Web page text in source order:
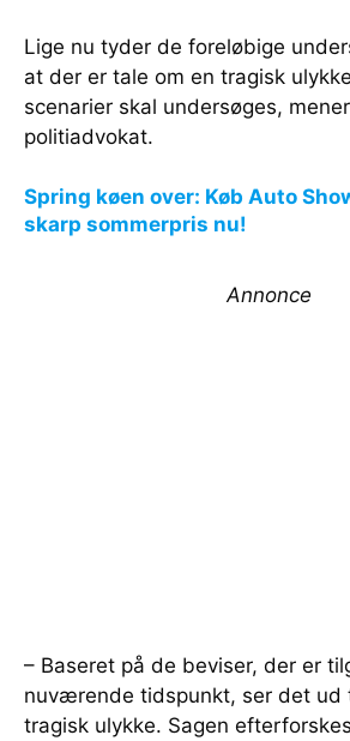
Lige nu tyder de foreløbige
at der er tale om en tragisk
scenarier skal undersøges,
politiadvokat.
Spring køen over: Køb Auto
skarp sommerpris nu!
Annonce
– Baseret på de beviser, der er
nuværende tidspunkt, ser det
tragisk ulykke. Sagen